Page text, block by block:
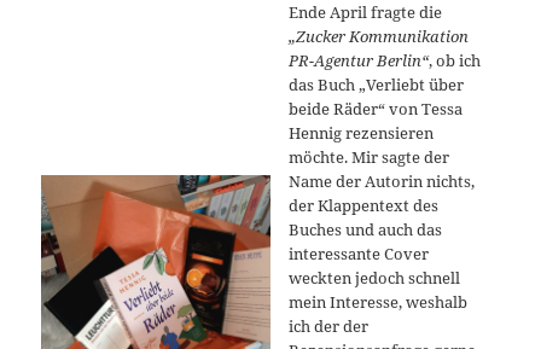
Ende April fragte die
„Zucker Kommunikation
PR-Agentur Berlin“, ob ich
das Buch „Verliebt über
beide Räder“ von Tessa
Hennig rezensieren
möchte. Mir sagte der
Name der Autorin nichts,
der Klappentext des
Buches und auch das
interessante Cover
weckten jedoch schnell
mein Interesse, weshalb
ich der der